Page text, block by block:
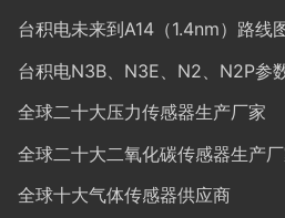
台积电未来到A14（1.4nm）路线
台积电N3B、N3E、N2、N2P参
全球二十大压力传感器生产厂家
全球二十大二氧化碳传感器生产
全球十大气体传感器供应商